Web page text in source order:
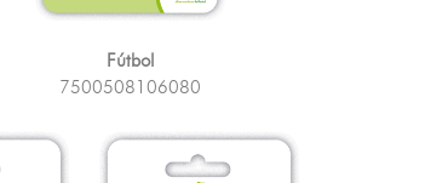
Fútbol
7500508106080